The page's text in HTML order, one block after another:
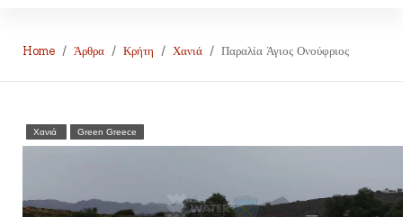
Home Άρθρα Κρήτη Χανιά Παραλία Άγιος Ονούφριος
Χανιά Green Greece